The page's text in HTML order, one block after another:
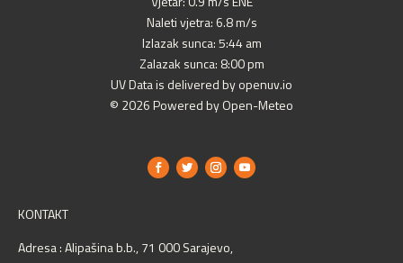
Naleti vjetra: 6.8 m/s
Izlazak sunca: 5:44 am
Zalazak sunca: 8:00 pm
UV Data is delivered by openuv.io
© 2026 Powered by Open-Meteo
KONTAKT
Adresa : Alipašina b.b., 71 000 Sarajevo,